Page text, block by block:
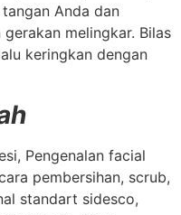
Anda dan
melingkar. Bilas
keringkan dengan
Pengenalan facial
pembersihan, scrub,
standart sidesco,